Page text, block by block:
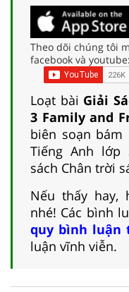
Theo dõi chúng tôi
facebook và youtube:
Loạt bài Giải
3 Family and
biên soạn bám
Tiếng Anh lớp
sách Chân trời
Nếu thấy hay,
nhé! Các bình
quy bình luận
luận vĩnh viễn.